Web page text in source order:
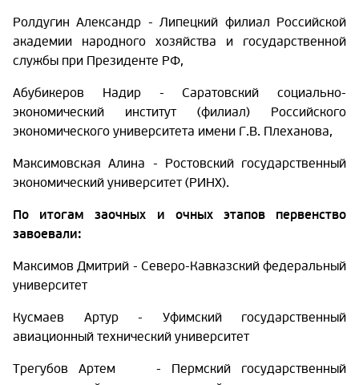
Ролдугин Александр - Липецкий филиал Российской
академии народного хозяйства и государственной
службы при Президенте РФ,
Абубикеров Надир - Саратовский социально-
экономический институт (филиал) Российского
экономического университета имени Г.В. Плеханова,
Максимовская Алина - Ростовский государственный
экономический университет (РИНХ).
По итогам заочных и очных этапов первенство
завоевали:
Максимов Дмитрий - Северо-Кавказский федеральный
университет
Кусмаев Артур - Уфимский государственный
авиационный технический университет
Трегубов Артем - Пермский государственный